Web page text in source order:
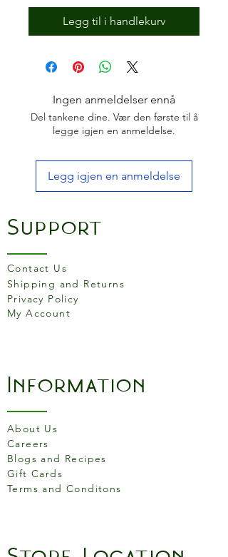
Legg til i handlekurv
Ingen anmeldelser ennå
Del tankene dine. Vær den første til å
legge igjen en anmeldelse.
Legg igjen en anmeldelse
Support
Contact Us
Shipping and Returns
Privacy Policy
My Account
Information
About Us
Careers
Blogs and Recipes
Gift Cards
Terms and Conditons